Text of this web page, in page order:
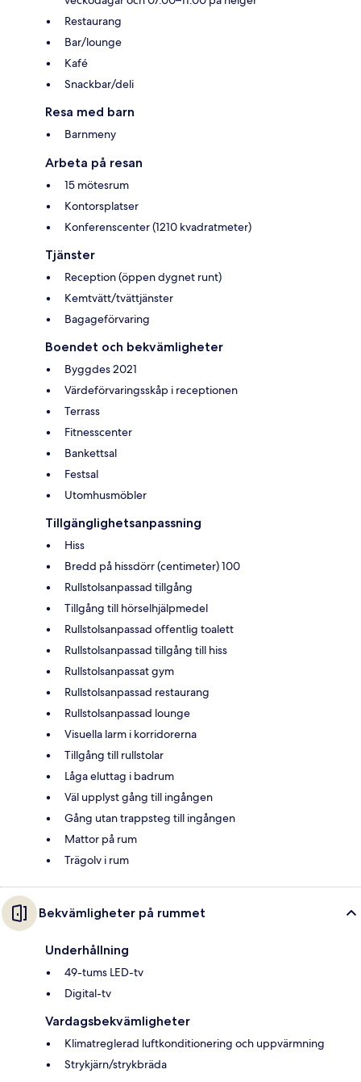
Restaurang
Bar/lounge
Kafé
Snackbar/deli
Resa med barn
Barnmeny
Arbeta på resan
15 mötesrum
Kontorsplatser
Konferenscenter (1210 kvadratmeter)
Tjänster
Reception (öppen dygnet runt)
Kemtvätt/tvättjänster
Bagageförvaring
Boendet och bekvämligheter
Byggdes 2021
Värdeförvaringsskåp i receptionen
Terrass
Fitnesscenter
Bankettsal
Festsal
Utomhusmöbler
Tillgänglighetsanpassning
Hiss
Bredd på hissdörr (centimeter) 100
Rullstolsanpassad tillgång
Tillgång till hörselhjälpmedel
Rullstolsanpassad offentlig toalett
Rullstolsanpassad tillgång till hiss
Rullstolsanpassat gym
Rullstolsanpassad restaurang
Rullstolsanpassad lounge
Visuella larm i korridorerna
Tillgång till rullstolar
Låga eluttag i badrum
Väl upplyst gång till ingången
Gång utan trappsteg till ingången
Mattor på rum
Trägolv i rum
Bekvämligheter på rummet
Underhållning
49-tums LED-tv
Digital-tv
Vardagsbekvämligheter
Klimatreglerad luftkonditionering och uppvärmning
Strykjärn/strykbräda